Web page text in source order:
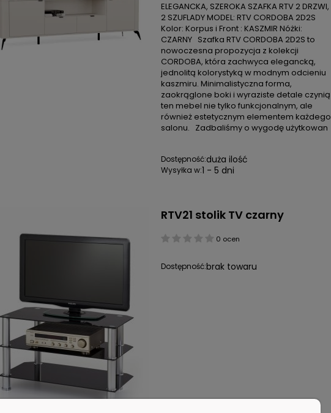
ELEGANCKA, SZEROKA SZAFKA RTV 2 DRZWI,
2 SZUFLADY MODEL: RTV CORDOBA 2D2S
Kolor: Korpus i Front : KASZMIR Nóżki:
CZARNY Szafka RTV CORDOBA 2D2S to
nowoczesna propozycja z kolekcji
CORDOBA, która zachwyca elegancką,
jednolitą kolorystyką w modnym odcieniu
kaszmiru. Minimalistyczna forma,
zaokrąglone boki i wyraziste detale czynią
ten mebel nie tylko funkcjonalnym, ale
również estetycznym elementem każdego
salonu. Zadbaliśmy o wygodę użytkowan
Dostępność:duża ilość
Wysyłka w:1 - 5 dni
RTV21 stolik TV czarny
0 ocen
Dostępność:brak towaru